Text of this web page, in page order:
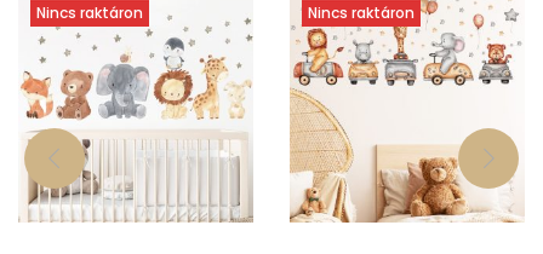
Nincs raktáron Nincs raktáron